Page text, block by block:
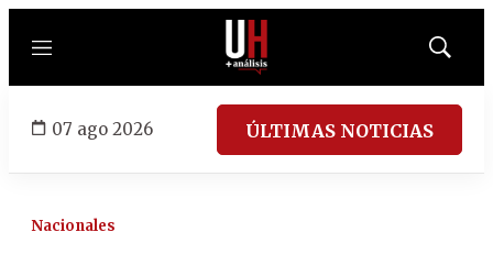
Menú
Mostrar
07 ago 2026 ÚLTIMAS NOTICIAS
Nacionales